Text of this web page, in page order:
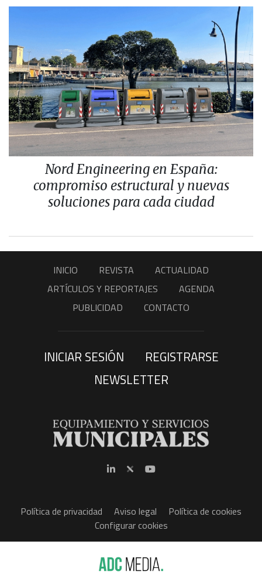
Nord Engineering en España:
compromiso estructural y nuevas
soluciones para cada ciudad
INICIO REVISTA
ACTUALIDAD
ARTÍCULOS Y REPORTAJES
AGENDA
PUBLICIDAD
CONTACTO
INICIAR SESIÓN
REGISTRARSE
NEWSLETTER
Política de privacidad Aviso legal
Política de cookies
Configurar cookies